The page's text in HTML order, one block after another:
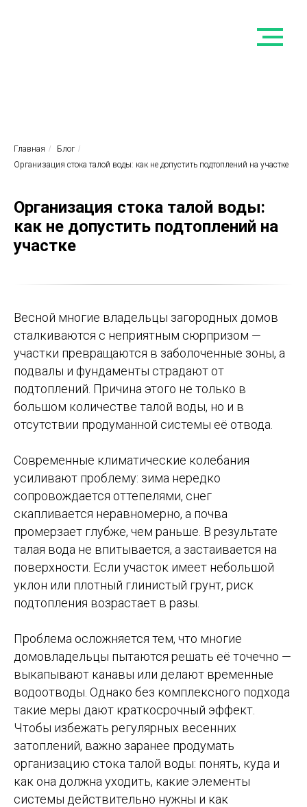
Главная / Блог /
Организация стока талой воды: как не допустить подтоплений на участке
Организация стока талой воды:
как не допустить подтоплений на
участке
Весной многие владельцы загородных домов
сталкиваются с неприятным сюрпризом —
участки превращаются в заболоченные зоны, а
подвалы и фундаменты страдают от
подтоплений. Причина этого не только в
большом количестве талой воды, но и в
отсутствии продуманной системы её отвода.
Современные климатические колебания
усиливают проблему: зима нередко
сопровождается оттепелями, снег
скапливается неравномерно, а почва
промерзает глубже, чем раньше. В результате
талая вода не впитывается, а застаивается на
поверхности. Если участок имеет небольшой
уклон или плотный глинистый грунт, риск
подтопления возрастает в разы.
Проблема осложняется тем, что многие
домовладельцы пытаются решать её точечно —
выкапывают канавы или делают временные
водоотводы. Однако без комплексного подхода
такие меры дают краткосрочный эффект.
Чтобы избежать регулярных весенних
затоплений, важно заранее продумать
организацию стока талой воды: понять, куда и
как она должна уходить, какие элементы
системы действительно нужны и как